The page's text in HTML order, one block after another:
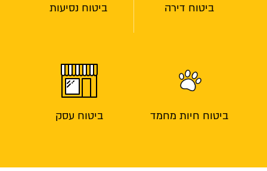
ביטוח דירה ביטוח נסיעות
ביטוח חיות מחמד ביטוח עסק